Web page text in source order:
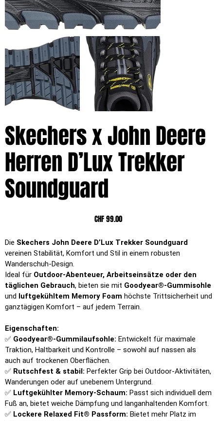
Skechers x John Deere
Herren D’Lux Trekker
Soundguard
Preis
CHF 99.00
Die Skechers John Deere D’Lux Trekker Soundguard
vereinen Stabilität, Komfort und Stil in einem robusten
Wanderschuh-Design.
Ideal für Outdoor-Abenteuer, Arbeitseinsätze oder den
täglichen Gebrauch, bieten sie mit Goodyear®-Gummisohle
und luftgekühltem Memory Foam höchste Trittsicherheit und
ganztägigen Komfort – auf jedem Terrain.
Eigenschaften:
✅ Goodyear®-Gummilaufsohle: Entwickelt für maximale
Traktion, Haltbarkeit und Kontrolle – sowohl auf nassen als
auch auf trockenen Oberflächen.
✅ Rutschfest & stabil: Perfekter Grip bei Outdoor-Aktivitäten,
Wanderungen oder auf unebenem Untergrund.
✅ Luftgekühlter Memory-Schaum: Passt sich individuell dem
Fuß an, bietet weiche Dämpfung und langanhaltenden Komfort.
✅ Lockere Relaxed Fit® Passform: Bietet mehr Platz im